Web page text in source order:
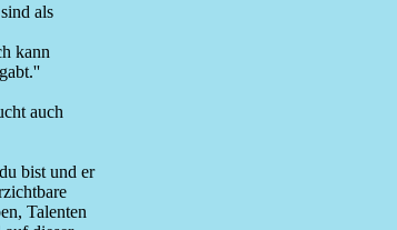
als
kann
auch
bist und er
Talenten